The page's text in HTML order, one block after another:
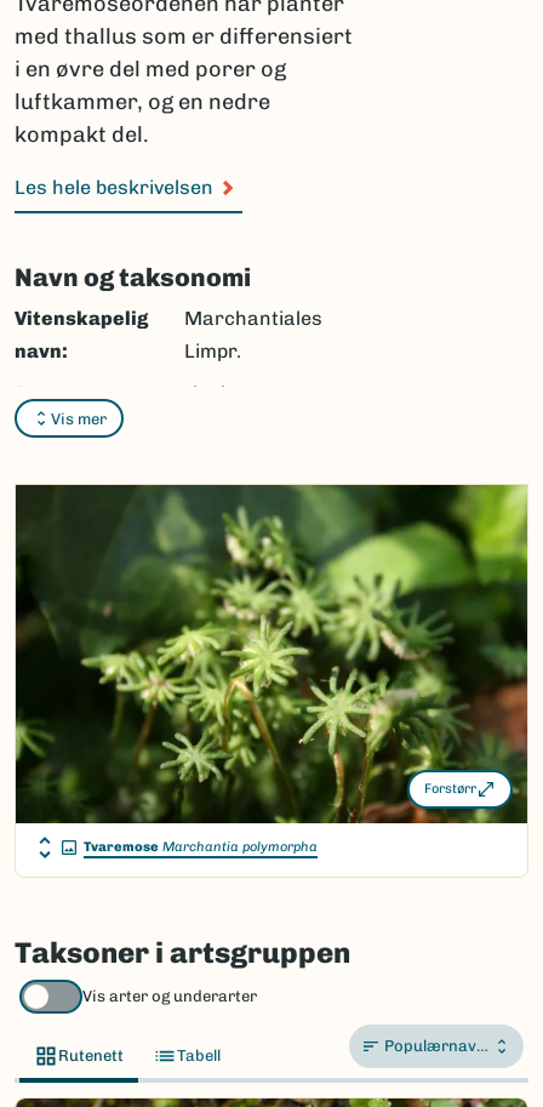
med thallus som er differensiert
i en øvre del med porer og
luftkammer, og en nedre
kompakt del.
Les hele beskrivelsen
Navn og taksonomi
Vis mer
Vitenskapelig
navn:
Marchantiales
Limpr.
Synonymer:
Monocleales
tvaremoseordenen
Nynorsk:
Ingen
Nordsamisk/Davvisámegiella:Ingen
Vitenskapelig navn ID:1273
Takson ID:114476
Gå til Nortaxa for flere detaljer
(Ekstern lenke)
Forstørr
Tvaremose Marchantia polymorpha
Taksoner i artsgruppen
Vis arter og underarter
Rutenett Tabell Populærnavn A-Å